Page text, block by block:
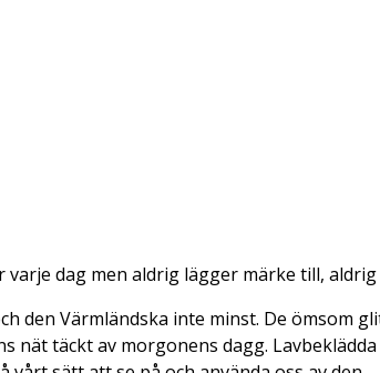
dag men aldrig lägger märke till, aldrig
Värmländska inte minst. De ömsom
nät täckt av morgonens dagg.